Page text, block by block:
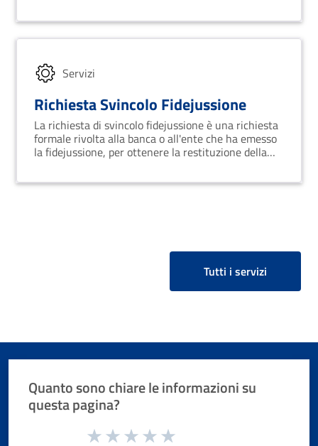
Servizi
Richiesta Svincolo Fidejussione
La richiesta di svincolo fidejussione è una richiesta
formale rivolta alla banca o all'ente che ha emesso
la fidejussione, per ottenere la restituzione della
Tutti i servizi
Quanto sono chiare le informazioni su
questa pagina?
Valuta da 1 a 5 stelle la pagina